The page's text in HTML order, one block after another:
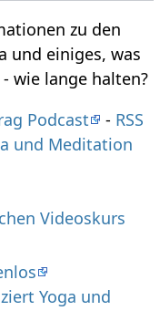
zu den
und einiges, was
wie lange halten?
Podcast
- RSS
und Meditation
Videoskurs
Yoga und